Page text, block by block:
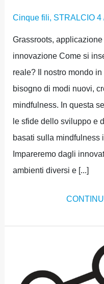
Cinque fili, STRALCIO 4
Grassroots,
innovazione Come si
reale? Il nostro mondo
bisogno di modi nuovi,
mindfulness. In questa
le sfide dello sviluppo e
basati sulla mindfulness
Impareremo dagli
ambienti diversi e [...]